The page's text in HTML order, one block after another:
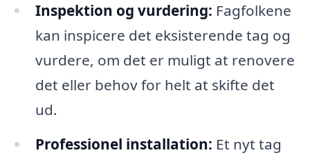
Inspektion og vurdering: Fagfolkene
kan inspicere det eksisterende tag og
vurdere, om det er muligt at renovere
det eller behov for helt at skifte det
ud.
Professionel installation: Et nyt tag